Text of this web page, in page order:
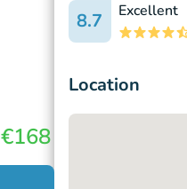
€168
8.7
Excellent
Location